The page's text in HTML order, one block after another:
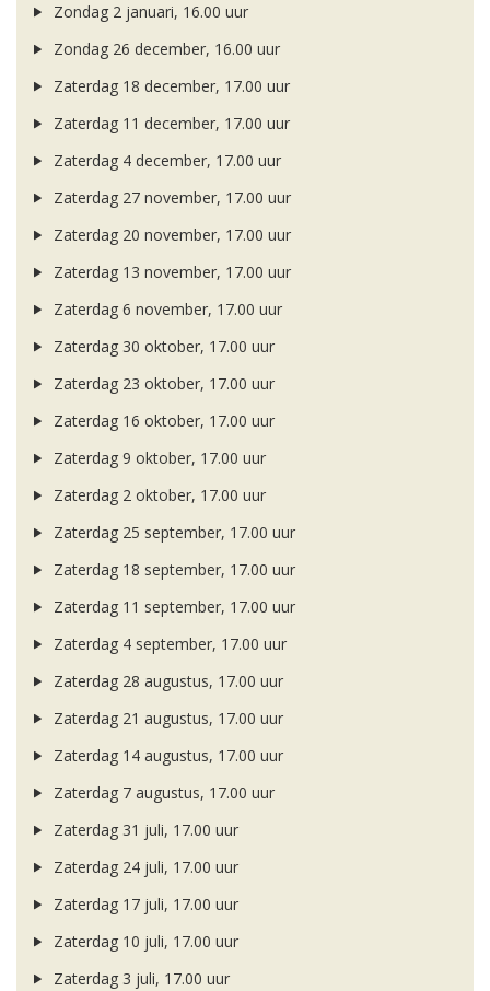
Zondag 2 januari, 16.00 uur
Zondag 26 december, 16.00 uur
Zaterdag 18 december, 17.00 uur
Zaterdag 11 december, 17.00 uur
Zaterdag 4 december, 17.00 uur
Zaterdag 27 november, 17.00 uur
Zaterdag 20 november, 17.00 uur
Zaterdag 13 november, 17.00 uur
Zaterdag 6 november, 17.00 uur
Zaterdag 30 oktober, 17.00 uur
Zaterdag 23 oktober, 17.00 uur
Zaterdag 16 oktober, 17.00 uur
Zaterdag 9 oktober, 17.00 uur
Zaterdag 2 oktober, 17.00 uur
Zaterdag 25 september, 17.00 uur
Zaterdag 18 september, 17.00 uur
Zaterdag 11 september, 17.00 uur
Zaterdag 4 september, 17.00 uur
Zaterdag 28 augustus, 17.00 uur
Zaterdag 21 augustus, 17.00 uur
Zaterdag 14 augustus, 17.00 uur
Zaterdag 7 augustus, 17.00 uur
Zaterdag 31 juli, 17.00 uur
Zaterdag 24 juli, 17.00 uur
Zaterdag 17 juli, 17.00 uur
Zaterdag 10 juli, 17.00 uur
Zaterdag 3 juli, 17.00 uur